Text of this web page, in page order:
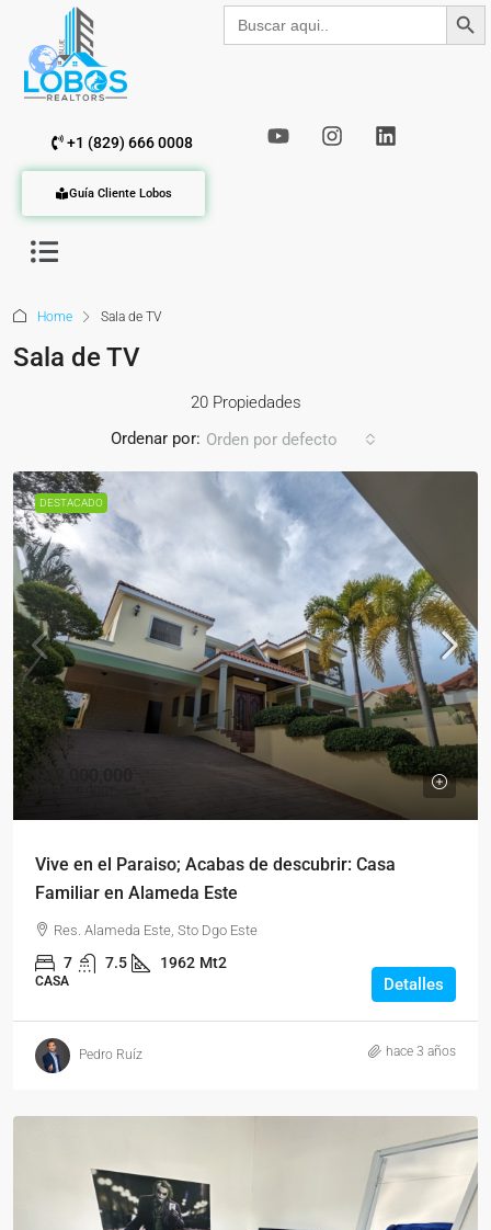
Buscar: Botón de
+1 (829) 666 0008
Guía Cliente Lobos
Home Sala de TV
Sala de TV
20 Propiedades
Ordenar por: Orden por defecto
DESTACADO
$48,000,000
Vive en el Paraiso; Acabas de descubrir: Casa
Familiar en Alameda Este
Res. Alameda Este, Sto Dgo Este
7 7.5 1962 Mt2
CASA Detalles
Pedro Ruíz hace 3 años